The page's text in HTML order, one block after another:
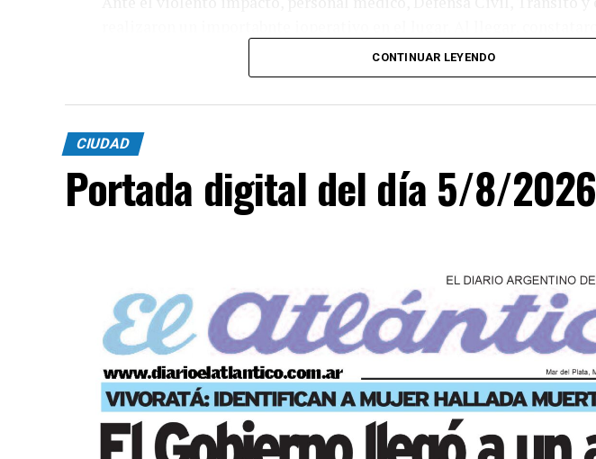
había logrado salir del vehículo y no presentaba lesiones.
CONTINUAR LEYENDO
CIUDAD
Portada digital del día 5/8/2026